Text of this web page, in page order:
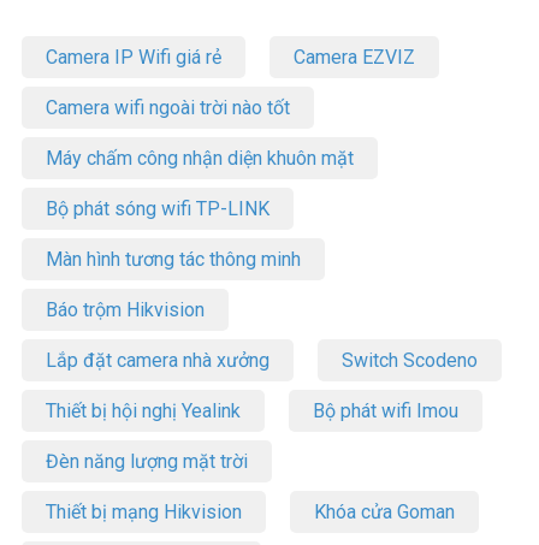
Camera IP Wifi giá rẻ Camera EZVIZ
Camera wifi ngoài trời nào tốt
Máy chấm công nhận diện khuôn mặt
Bộ phát sóng wifi TP-LINK
Màn hình tương tác thông minh
Báo trộm Hikvision
Lắp đặt camera nhà xưởng Switch Scodeno
Thiết bị hội nghị Yealink Bộ phát wifi Imou
Đèn năng lượng mặt trời
Thiết bị mạng Hikvision Khóa cửa Goman